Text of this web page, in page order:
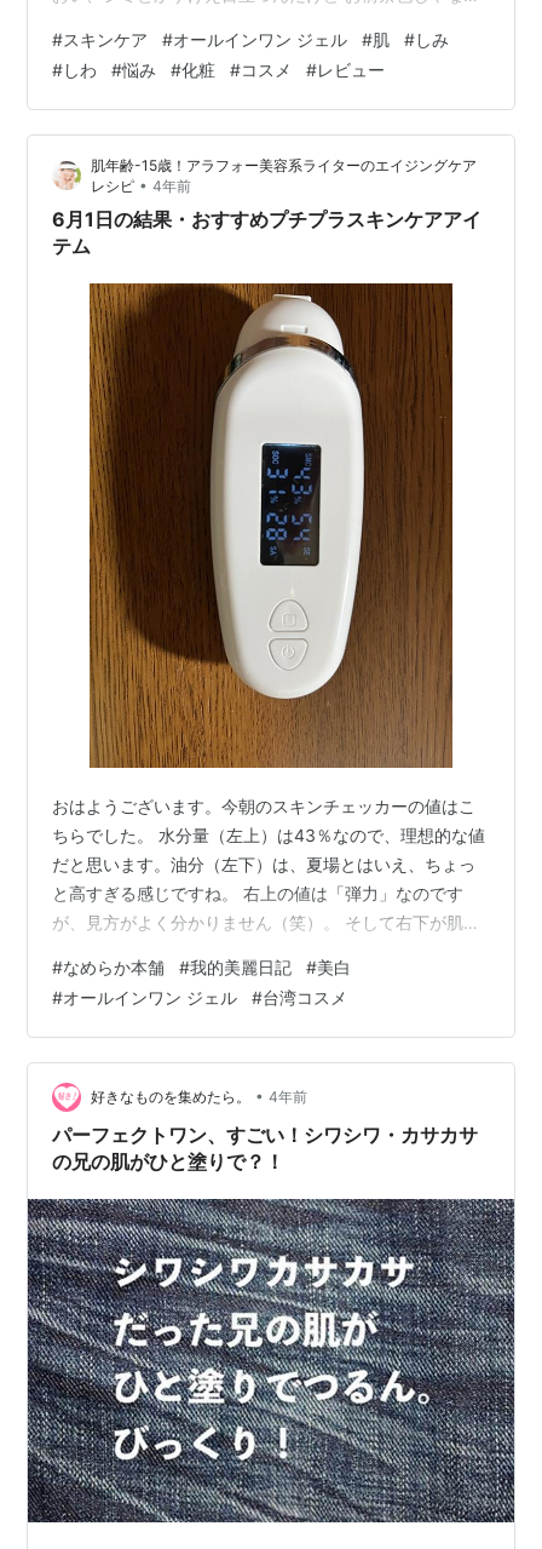
うう！ うぅ…このままにはしておきたくないっキュ そこ
で、こちらの記事では以下のような内容についてご紹介
していきます！ １．シミやしわに効果のある物質ってど
んな成分なのか詳しく知りたい！ ２．お肌のシミやしわ
に効果のある物質がてんこもり！おすすめオールインワ
ンジェルの魅力と使用感…
#スキンケア #オールインワン ジェル #肌 #しみ
#しわ #悩み #化粧 #コスメ #レビュー
肌年齢-15歳！アラフォー美容系ライターのエイジングケア
レシピ • 4年前
6月1日の結果・おすすめプチプラスキンケアアイ
テム
おはようございます。今朝のスキンチェッカーの値はこ
ちらでした。 水分量（左上）は43％なので、理想的な値
だと思います。油分（左下）は、夏場とはいえ、ちょっ
と高すぎる感じですね。 右上の値は「弾力」なのです
が、見方がよく分かりません（笑）。 そして右下が肌年
ードル上げすぎたせいで、大したことなく見えますが
（笑）。 実際に使用したスキンケア（昨夜・今朝） とい
うか、今朝はスキンケア方法を少し間違えたんですよね
（笑）。基本的には昨夜も今朝も、こちらのオールイン
ワンを使いました。 シミの気になる季節は、なめらか本
舗の美白ラインを愛用しています。ただ…
#なめらか本舗 #我的美麗日記 #美白
#オールインワン ジェル #台湾コスメ
好きなものを集めたら。 • 4年前
パーフェクトワン、すごい！シワシワ・カサカサ
の兄の肌がひと塗りで？！